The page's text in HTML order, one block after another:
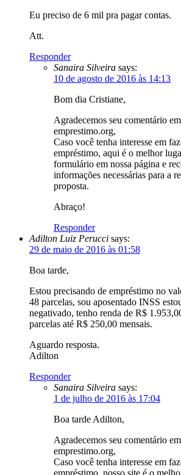
Eu preciso de 6 mil pra pagar contas.
Att.
Responder
Sanaira Silveira says:
10 de agosto de 2016 às 14:13
Bom dia Cristiane,
Agradecemos seu comentário
emprestimo.org,
Caso você tenha interesse em
empréstimo, aqui é o melhor
formulário em nossa página e
informações necessárias para a
proposta.
Abraço!
Responder
Adilton Luiz Perucci says:
29 de maio de 2016 às 01:58
Boa tarde,
Estou precisando de empréstimo no
48 parcelas, sou aposentado INSS
negativado, tenho renda de R$
parcelas até R$ 250,00 mensais.
Aguardo resposta.
Adilton
Responder
Sanaira Silveira says:
1 de julho de 2016 às 17:04
Boa tarde Adilton,
Agradecemos seu comentário
emprestimo.org,
Caso você tenha interesse em
empréstimo, nosso site é o